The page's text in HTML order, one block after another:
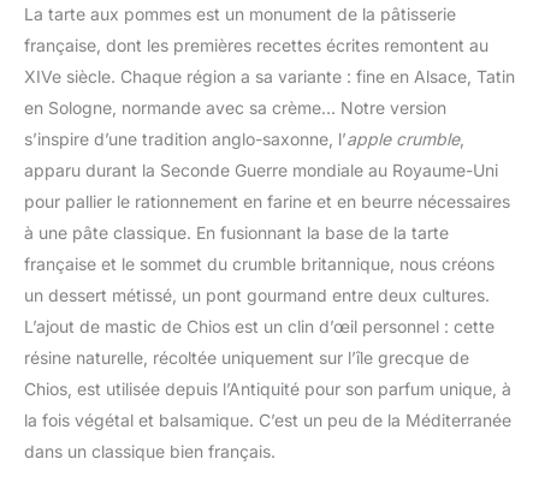
La tarte aux pommes est un monument de la pâtisserie
française, dont les premières recettes écrites remontent au
XIVe siècle. Chaque région a sa variante : fine en Alsace, Tatin
en Sologne, normande avec sa crème… Notre version
s’inspire d’une tradition anglo-saxonne, l’apple crumble,
apparu durant la Seconde Guerre mondiale au Royaume-Uni
pour pallier le rationnement en farine et en beurre nécessaires
à une pâte classique. En fusionnant la base de la tarte
française et le sommet du crumble britannique, nous créons
un dessert métissé, un pont gourmand entre deux cultures.
L’ajout de mastic de Chios est un clin d’œil personnel : cette
résine naturelle, récoltée uniquement sur l’île grecque de
Chios, est utilisée depuis l’Antiquité pour son parfum unique, à
la fois végétal et balsamique. C’est un peu de la Méditerranée
dans un classique bien français.